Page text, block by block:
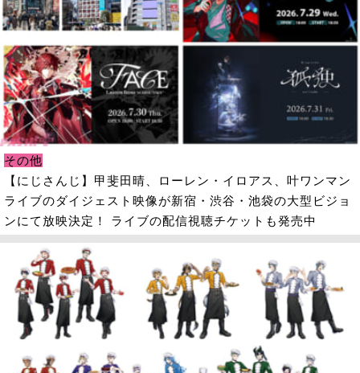
その他
【にじさんじ】甲斐田晴、ローレン・イロアス、叶ワンマン
ライブのダイジェスト映像が新宿・渋谷・池袋の大型ビジョ
ンにて放映決定！ ライブの配信視聴チケットも発売中